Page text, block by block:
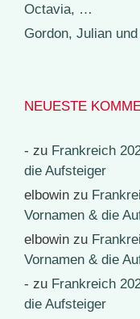
Octavia, …
Gordon, Julian
NEUESTE
- zu Frankreich
die Aufsteiger
elbowin zu
Vornamen & die
elbowin zu
Vornamen & die
- zu Frankreich
die Aufsteiger